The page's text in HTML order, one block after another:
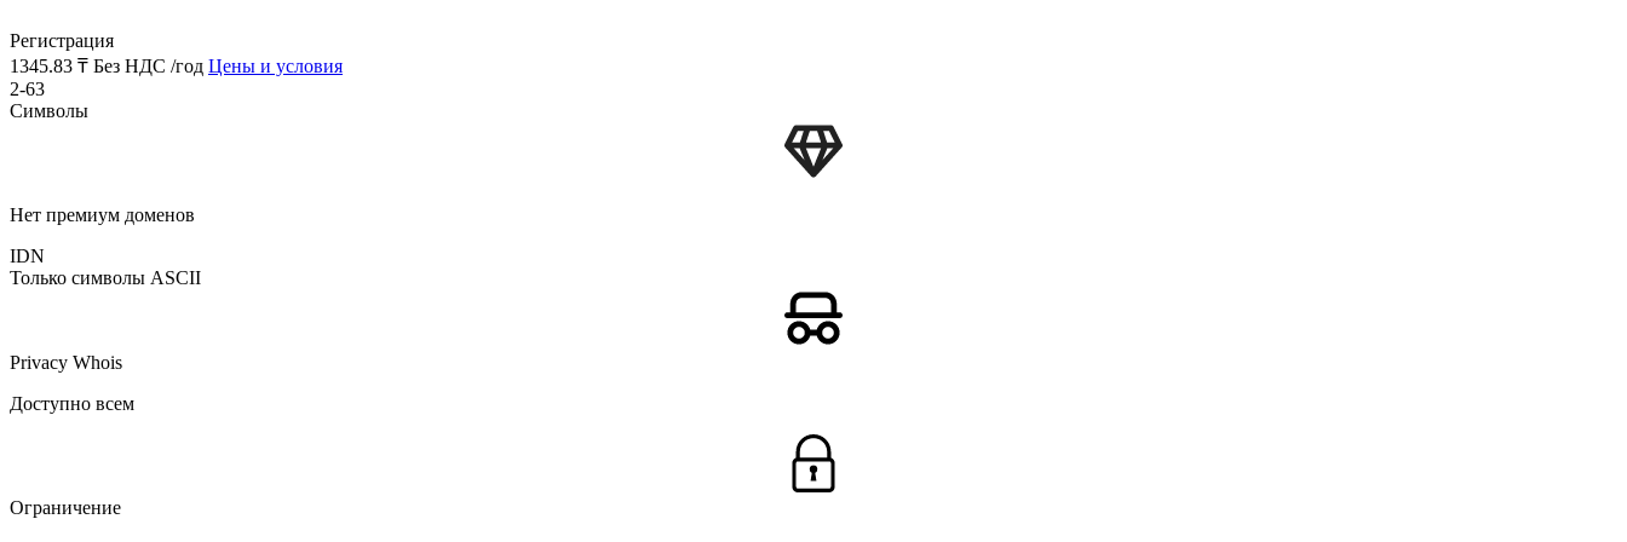
Регистрация
1345.83 ₸ Без НДС /год Цены и условия
2-63
Символы
Нет премиум доменов
IDN
Только символы ASCII
Privacy Whois
Доступно всем
Ограничение